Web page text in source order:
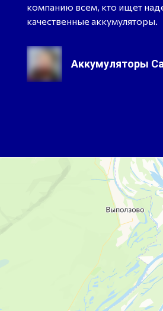
компанию всем, кто ищет
качественные аккумуляторы.
Аккумуляторы